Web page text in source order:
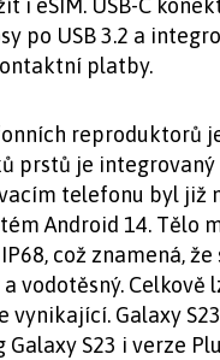
i eSIM. USB-C
po USB 3.2 a
platby.
reproduktorů
prstů je
telefonu byl již
Android 14. Tělo
což znamená,
vodotěsný. Celkově
vynikající. Galaxy
Galaxy S23 i verze